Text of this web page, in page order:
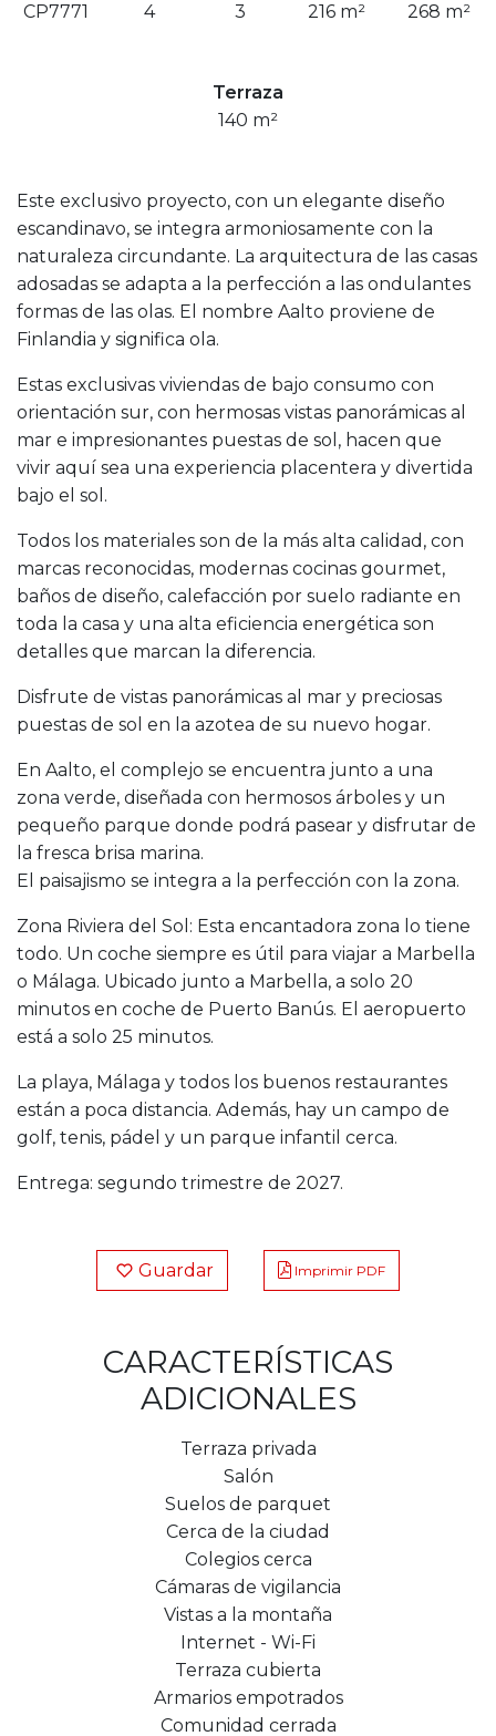
CP7771
4
3
216 m²
268 m²
Terraza
140 m²
Este exclusivo proyecto, con un elegante diseño
escandinavo, se integra armoniosamente con la
naturaleza circundante. La arquitectura de las casas
adosadas se adapta a la perfección a las ondulantes
formas de las olas. El nombre Aalto proviene de
Finlandia y significa ola.
Estas exclusivas viviendas de bajo consumo con
orientación sur, con hermosas vistas panorámicas al
mar e impresionantes puestas de sol, hacen que
vivir aquí sea una experiencia placentera y divertida
bajo el sol.
Todos los materiales son de la más alta calidad, con
marcas reconocidas, modernas cocinas gourmet,
baños de diseño, calefacción por suelo radiante en
toda la casa y una alta eficiencia energética son
detalles que marcan la diferencia.
Disfrute de vistas panorámicas al mar y preciosas
puestas de sol en la azotea de su nuevo hogar.
En Aalto, el complejo se encuentra junto a una
zona verde, diseñada con hermosos árboles y un
pequeño parque donde podrá pasear y disfrutar de
la fresca brisa marina.
El paisajismo se integra a la perfección con la zona.
Zona Riviera del Sol: Esta encantadora zona lo tiene
todo. Un coche siempre es útil para viajar a Marbella
o Málaga. Ubicado junto a Marbella, a solo 20
minutos en coche de Puerto Banús. El aeropuerto
está a solo 25 minutos.
La playa, Málaga y todos los buenos restaurantes
están a poca distancia. Además, hay un campo de
golf, tenis, pádel y un parque infantil cerca.
Entrega: segundo trimestre de 2027.
Guardar Imprimir PDF
CARACTERÍSTICAS
ADICIONALES
Terraza privada
Salón
Suelos de parquet
Cerca de la ciudad
Colegios cerca
Cámaras de vigilancia
Vistas a la montaña
Internet - Wi-Fi
Terraza cubierta
Armarios empotrados
Comunidad cerrada